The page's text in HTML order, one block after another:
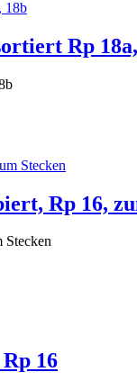
Rp
Rp 16,
Stecken
16